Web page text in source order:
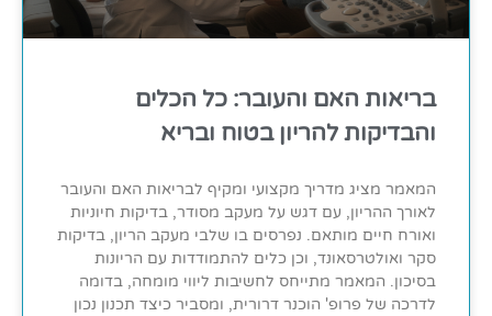
בריאות האם והעובר: כל הכלים
והבדיקות להריון בטוח ובריא
המאמר מציג מדריך מקצועי ומקיף לבריאות האם והעובר
לאורך ההריון, עם דגש על מעקב מסודר, בדיקות חיוניות
ואורח חיים מותאם. נפרסים בו שלבי מעקב הריון, בדיקות
סקר ואולטרסאונד, וכן כלים להתמודדות עם הריונות
בסיכון. המאמר מתייחס לחשיבות ליווי מומחה, בדומה
לדרכה של פרופ' הוכנר דרורית, ומסביר כיצד תכנון נכון